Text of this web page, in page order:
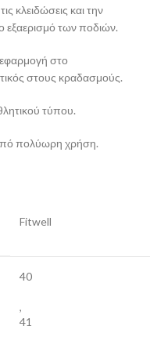
κλειδώσεις και την
εξαερισμό των ποδιών.
στο
στους κραδασμούς.
τύπου.
πολύωρη χρήση.
Fitwell
40
,
41